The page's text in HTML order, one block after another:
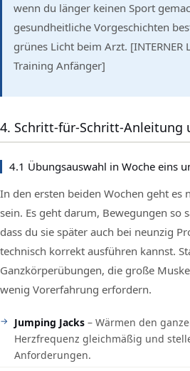
wenn du länger keinen Sport
gesundheitliche Vorgeschichten
grünes Licht beim Arzt. [INTERNER
Training Anfänger]
4. Schritt-für-Schritt-Anleitung
4.1 Übungsauswahl in Woche eins
In den ersten beiden Wochen geht es
sein. Es geht darum, Bewegungen so
dass du sie später auch bei neunzig
technisch korrekt ausführen kannst.
Ganzkörperübungen, die große
wenig Vorerfahrung erfordern.
Jumping Jacks – Wärmen den
Herzfrequenz gleichmäßig und
Anforderungen.